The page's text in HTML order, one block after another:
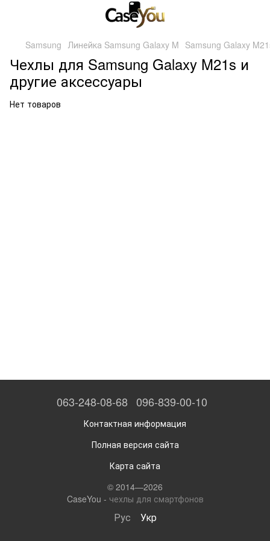
Samsung Линейка Samsung Galaxy M Samsung Galaxy
Чехлы для Samsung Galaxy M21s и
другие аксессуары
Нет товаров
063-248-08-68 096-839-00-10
Контактная информация
Полная версия сайта
Карта сайта
© 2014—2026
CaseYou - чехлы для смартфонов
Рус Укр